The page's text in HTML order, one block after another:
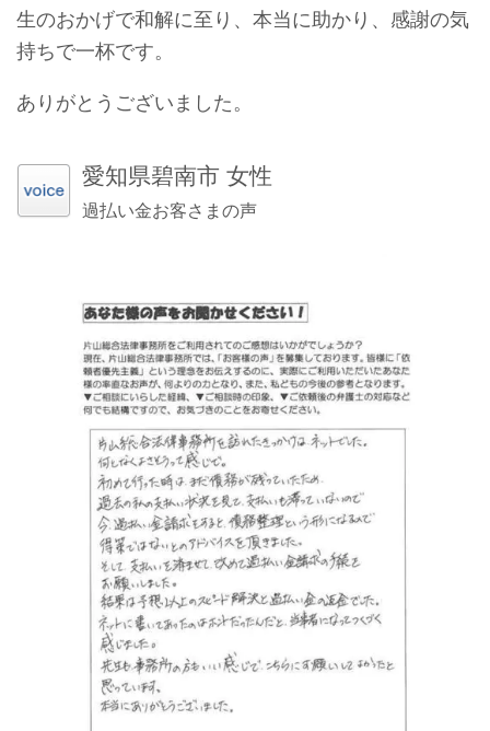
生のおかげで和解に至り、本当に助かり、感謝の気
持ちで一杯です。
ありがとうございました。
愛知県碧南市 女性
過払い金お客さまの声